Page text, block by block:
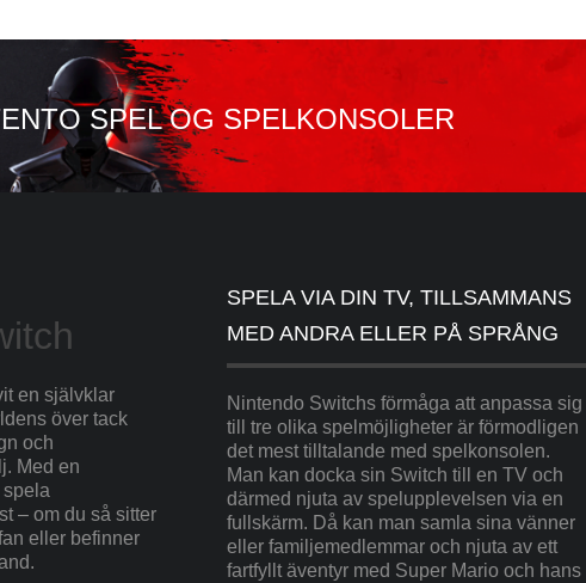
SPEL OG SPELKONSOLER
en självklar
över tack
och
Med en
spela
– om du så sitter
eller befinner
SPELA VIA DIN TV, TILLSAMMANS
MED ANDRA ELLER PÅ SPRÅNG
Nintendo Switchs förmåga att anpassa sig
till tre olika spelmöjligheter är förmodligen
det mest tilltalande med spelkonsolen.
Man kan docka sin Switch till en TV och
därmed njuta av spelupplevelsen via en
fullskärm. Då kan man samla sina vänner
eller familjemedlemmar och njuta av ett
fartfyllt äventyr med Super Mario och hans